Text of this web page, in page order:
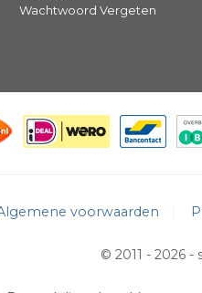
Wachtwoord Vergeten
voorwaarden
© 2011 - 2026 -